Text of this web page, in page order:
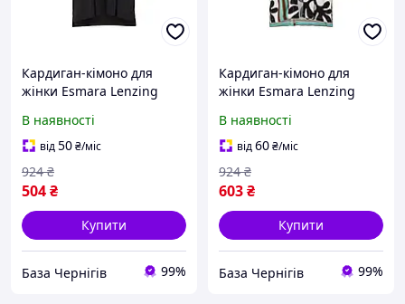
Кардиган-кімоно для
жінки Esmara Lenzing
В наявності
від50₴/міс
504₴
924 ₴
Купити
База Чернігів 99%
Кардиган-кімоно для
жінки Esmara Lenzing
Різнобарвний
В наявності
від60₴/міс
603₴
924 ₴
Купити
База Чернігів 99%